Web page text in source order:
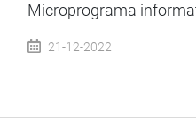
Microprograma
21-12-2022